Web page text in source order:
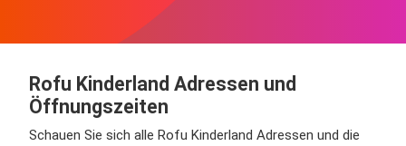
Rofu Kinderland Adressen und
Öffnungszeiten
Schauen Sie sich alle Rofu Kinderland Adressen und die